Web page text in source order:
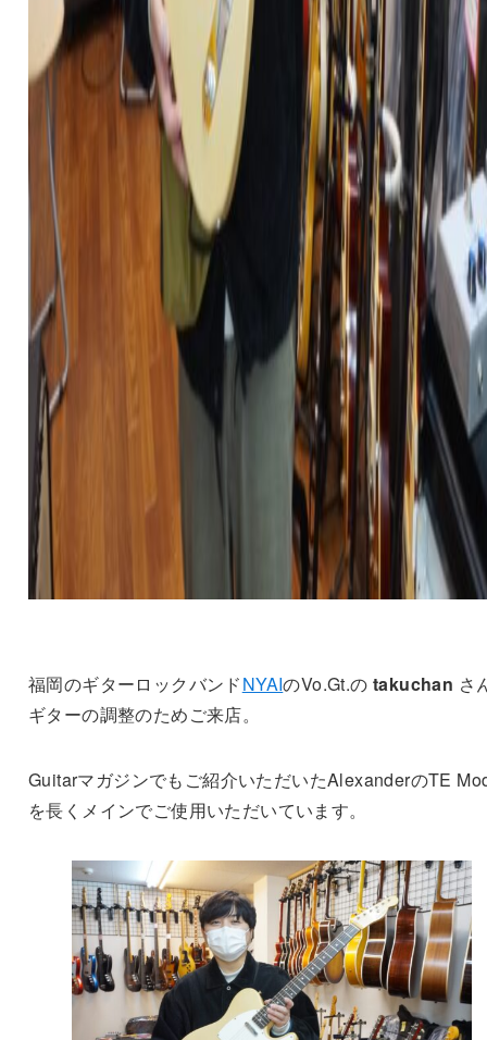
福岡のギターロックバンドNYAIのVo.Gt.の takuchan さ
ギターの調整のためご来店。
Guitarマガジンでもご紹介いただいたAlexanderのTE
を長くメインでご使用いただいています。